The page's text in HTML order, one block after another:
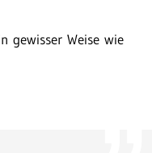
gewisser Weise wie